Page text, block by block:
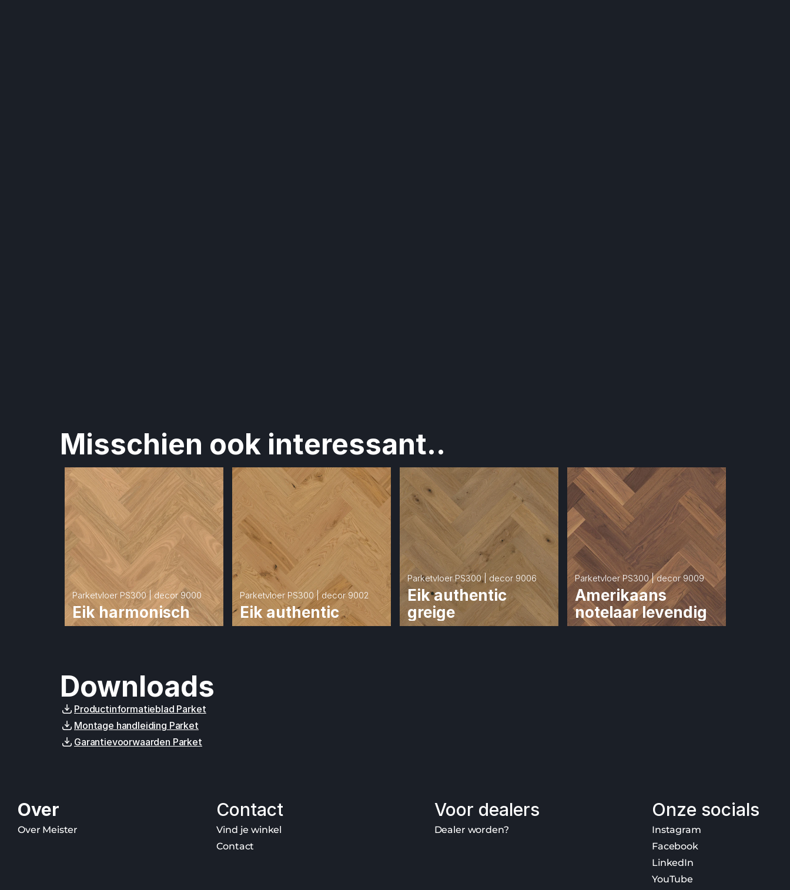
Misschien ook interessant..
Parketvloer PS300 | decor 9000
Eik harmonisch
Parketvloer PS300 | decor 9002
Eik authentic
Parketvloer PS300 | decor 9006
Eik authentic
greige
Parketvloer PS300 | decor 9009
Amerikaans
notelaar levendig
Downloads
Productinformatieblad Parket
Montage handleiding Parket
Garantievoorwaarden Parket
Over
Over Meister
Contact
Vind je winkel
Contact
Voor dealers
Dealer worden?
Onze socials
Instagram
Facebook
LinkedIn
YouTube